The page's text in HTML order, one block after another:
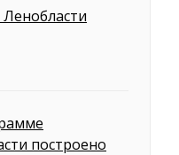
построено